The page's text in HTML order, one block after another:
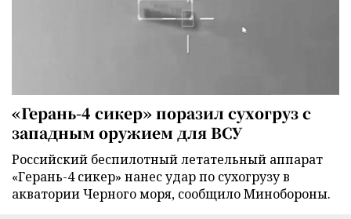
«Герань-4 сикер» поразил сухогруз с
западным оружием для ВСУ
Российский беспилотный летательный аппарат
«Герань-4 сикер» нанес удар по сухогрузу в
акватории Черного моря, сообщило Минобороны.